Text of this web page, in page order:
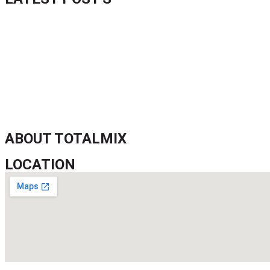
ABOUT TOTALMIX
LOCATION